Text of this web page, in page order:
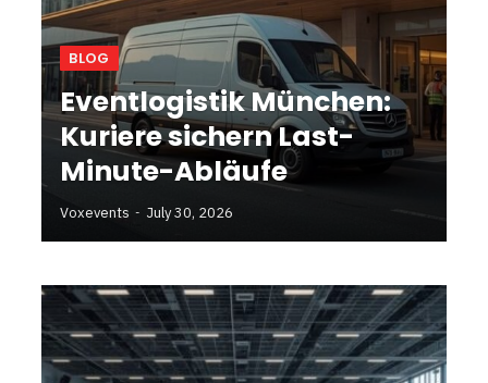
BLOG
Eventlogistik München:
Kuriere sichern Last-
Minute-Abläufe
Voxevents July 30, 2026